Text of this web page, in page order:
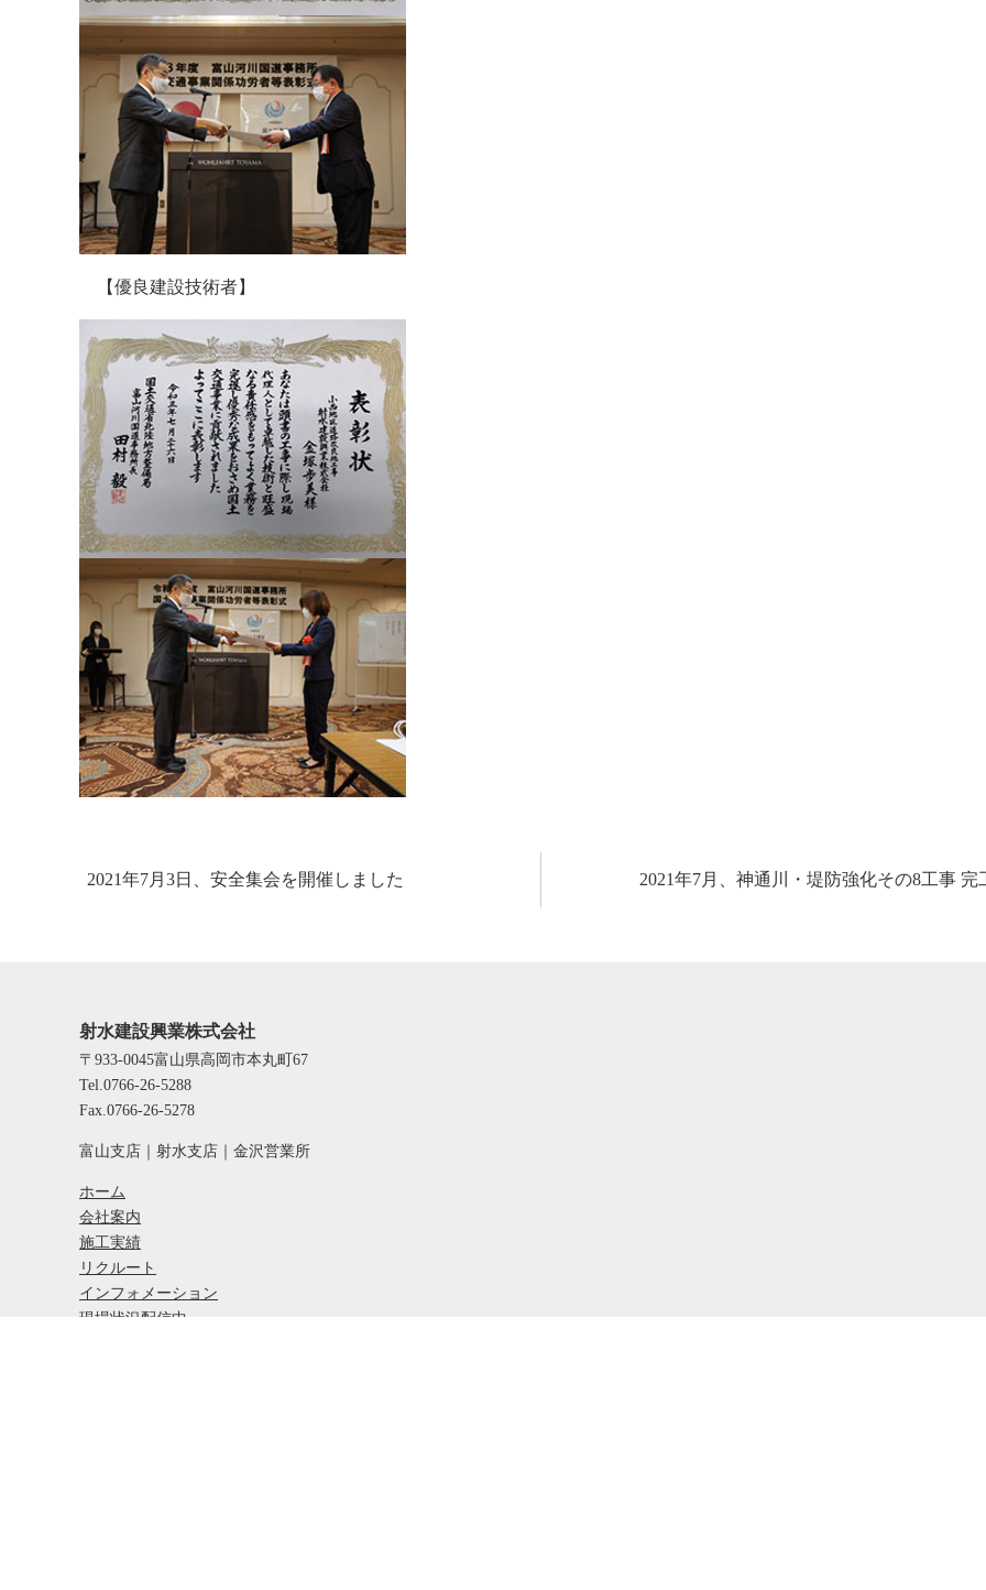
【優良建設技術者】
2021年7月3日、安全集会を開催しました 2021年7月、神通川・堤防強化その8工事 完
射水建設興業株式会社
〒933-0045富山県高岡市本丸町67
Tel.0766-26-5288
Fax.0766-26-5278
富山支店｜射水支店｜金沢営業所
ホーム
会社案内
施工実績
リクルート
インフォメーション
現場状況配信中